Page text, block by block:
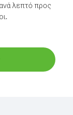
λεπτό προς